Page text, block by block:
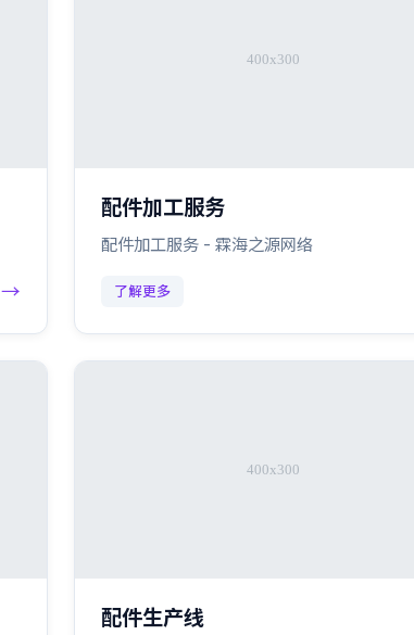
→
配件加工服务
配件加工服务 - 霖海之源网络
了解更多
配件生产线